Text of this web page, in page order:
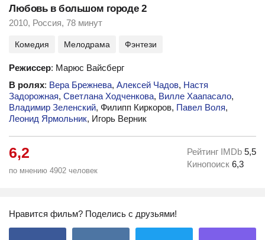
Любовь в большом городе 2
2010, Россия, 78 минут
Комедия Мелодрама Фэнтези
Режиссер: Марюс Вайсберг
В ролях: Вера Брежнева, Алексей Чадов, Настя
Задорожная, Светлана Ходченкова, Вилле Хаапасало,
Владимир Зеленский, Филипп Киркоров, Павел Воля,
Леонид Ярмольник, Игорь Верник
6,2
по мнению 4902 человек
Рейтинг IMDb 5,5
Кинопоиск 6,3
Нравится фильм? Поделись с друзьями!